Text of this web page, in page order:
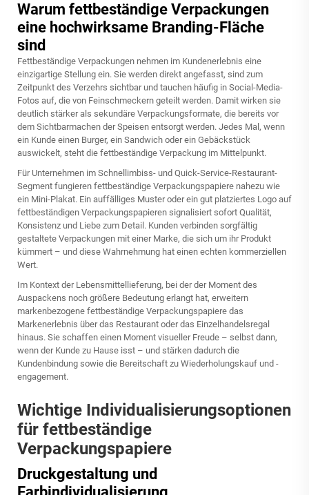
Warum fettbeständige Verpackungen
eine hochwirksame Branding-Fläche
sind
Fettbeständige Verpackungen nehmen im Kundenerlebnis eine
einzigartige Stellung ein. Sie werden direkt angefasst, sind zum
Zeitpunkt des Verzehrs sichtbar und tauchen häufig in Social-Media-
Fotos auf, die von Feinschmeckern geteilt werden. Damit wirken sie
deutlich stärker als sekundäre Verpackungsformate, die bereits vor
dem Sichtbarmachen der Speisen entsorgt werden. Jedes Mal, wenn
ein Kunde einen Burger, ein Sandwich oder ein Gebäckstück
auswickelt, steht die fettbeständige Verpackung im Mittelpunkt.
Für Unternehmen im Schnellimbiss- und Quick-Service-Restaurant-
Segment fungieren fettbeständige Verpackungspapiere nahezu wie
ein Mini-Plakat. Ein auffälliges Muster oder ein gut platziertes Logo auf
fettbeständigen Verpackungspapieren signalisiert sofort Qualität,
Konsistenz und Liebe zum Detail. Kunden verbinden sorgfältig
gestaltete Verpackungen mit einer Marke, die sich um ihr Produkt
kümmert – und diese Wahrnehmung hat einen echten kommerziellen
Wert.
Im Kontext der Lebensmittellieferung, bei der der Moment des
Auspackens noch größere Bedeutung erlangt hat, erweitern
markenbezogene fettbeständige Verpackungspapiere das
Markenerlebnis über das Restaurant oder das Einzelhandelsregal
hinaus. Sie schaffen einen Moment visueller Freude – selbst dann,
wenn der Kunde zu Hause isst – und stärken dadurch die
Kundenbindung sowie die Bereitschaft zu Wiederholungskauf und -
engagement.
Wichtige Individualisierungsoptionen
für fettbeständige
Verpackungspapiere
Druckgestaltung und